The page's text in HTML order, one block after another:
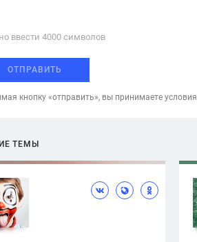
ввести 4000 cимволов
ОТПРАВИТЬ
кнопку «отправить», вы принимаете условия
ТЕМЫ